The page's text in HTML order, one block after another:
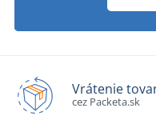
Vrátenie
cez Packeta.sk